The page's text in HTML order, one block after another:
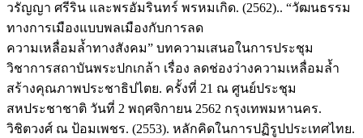
วรัญญา ศรีริน และพรอัมรินทร์ พรหมเกิด. (2562).. “วัฒนธรรม
ทางการเมืองแบบพลเมืองกับการลด
ความเหลื่อมล้ำทางสังคม” บทความเสนอในการประชุม
วิชาการสถาบันพระปกเกล้า เรื่อง ลดช่องว่างความเหลื่อมล้ำ
สร้างคุณภาพประชาธิปไตย. ครั้งที่ 21 ณ ศูนย์ประชุม
สหประชาชาติ วันที่ 2 พฤศจิกายน 2562 กรุงเทพมหานคร.
วิชิตวงศ์ ณ ป้อมเพชร. (2553). หลักคิดในการปฏิรูปประเทศไทย.